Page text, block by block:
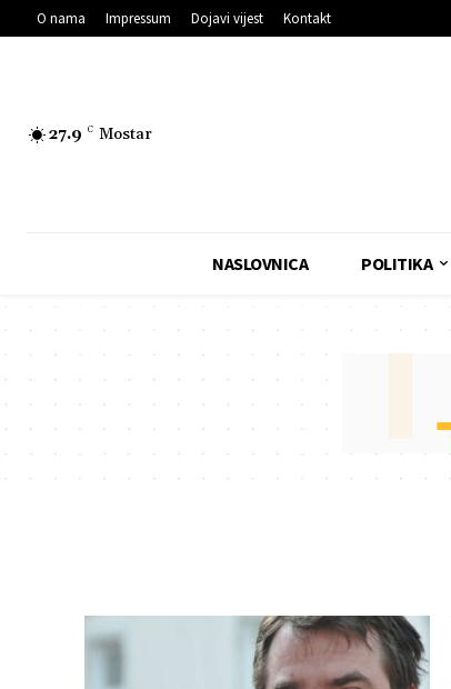
O nama Impressum Dojavi vijest Kontakt
27.9 C Mostar
NASLOVNICA POLITIKA